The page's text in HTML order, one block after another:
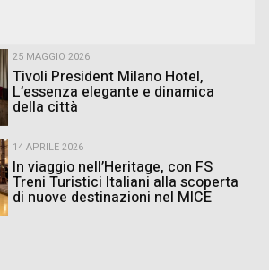
25 MAGGIO 2026
Tivoli President Milano Hotel,
L’essenza elegante e dinamica
della città
14 APRILE 2026
In viaggio nell’Heritage, con FS
Treni Turistici Italiani alla scoperta
di nuove destinazioni nel MICE